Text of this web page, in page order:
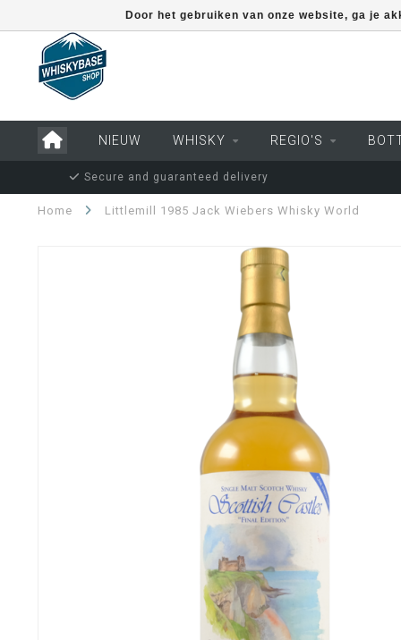
NIEUW WHISKY REGIO'S
Secure and guaranteed delivery
Home Littlemill 1985 Jack Wiebers Whisky World
Door het gebruiken van onze website, ga je